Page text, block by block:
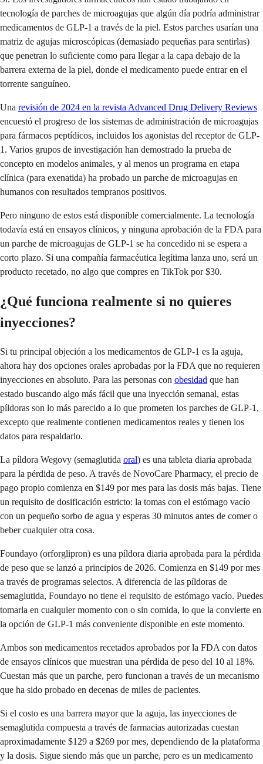
tecnología de parches de microagujas que algún día podría administrar
medicamentos de GLP-1 a través de la piel. Estos parches usarían una
matriz de agujas microscópicas (demasiado pequeñas para sentirlas)
que penetran lo suficiente como para llegar a la capa debajo de la
barrera externa de la piel, donde el medicamento puede entrar en el
torrente sanguíneo.
Una revisión de 2024 en la revista Advanced Drug Delivery Reviews
encuestó el progreso de los sistemas de administración de microagujas
para fármacos peptídicos, incluidos los agonistas del receptor de GLP-
1. Varios grupos de investigación han demostrado la prueba de
concepto en modelos animales, y al menos un programa en etapa
clínica (para exenatida) ha probado un parche de microagujas en
humanos con resultados tempranos positivos.
Pero ninguno de estos está disponible comercialmente. La tecnología
todavía está en ensayos clínicos, y ninguna aprobación de la FDA para
un parche de microagujas de GLP-1 se ha concedido ni se espera a
corto plazo. Si una compañía farmacéutica legítima lanza uno, será un
producto recetado, no algo que compres en TikTok por $30.
¿Qué funciona realmente si no quieres
inyecciones?
Si tu principal objeción a los medicamentos de GLP-1 es la aguja,
ahora hay dos opciones orales aprobadas por la FDA que no requieren
inyecciones en absoluto. Para las personas con obesidad que han
estado buscando algo más fácil que una inyección semanal, estas
píldoras son lo más parecido a lo que prometen los parches de GLP-1,
excepto que realmente contienen medicamentos reales y tienen los
datos para respaldarlo.
La píldora Wegovy (semaglutida oral) es una tableta diaria aprobada
para la pérdida de peso. A través de NovoCare Pharmacy, el precio de
pago propio comienza en $149 por mes para las dosis más bajas. Tiene
un requisito de dosificación estricto: la tomas con el estómago vacío
con un pequeño sorbo de agua y esperas 30 minutos antes de comer o
beber cualquier otra cosa.
Foundayo (orforglipron) es una píldora diaria aprobada para la pérdida
de peso que se lanzó a principios de 2026. Comienza en $149 por mes
a través de programas selectos. A diferencia de las píldoras de
semaglutida, Foundayo no tiene el requisito de estómago vacío. Puedes
tomarla en cualquier momento con o sin comida, lo que la convierte en
la opción de GLP-1 más conveniente disponible en este momento.
Ambos son medicamentos recetados aprobados por la FDA con datos
de ensayos clínicos que muestran una pérdida de peso del 10 al 18%.
Cuestan más que un parche, pero funcionan a través de un mecanismo
que ha sido probado en decenas de miles de pacientes.
Si el costo es una barrera mayor que la aguja, las inyecciones de
semaglutida compuesta a través de farmacias autorizadas cuestan
aproximadamente $129 a $269 por mes, dependiendo de la plataforma
y la dosis. Sigue siendo más que un parche, pero es un medicamento